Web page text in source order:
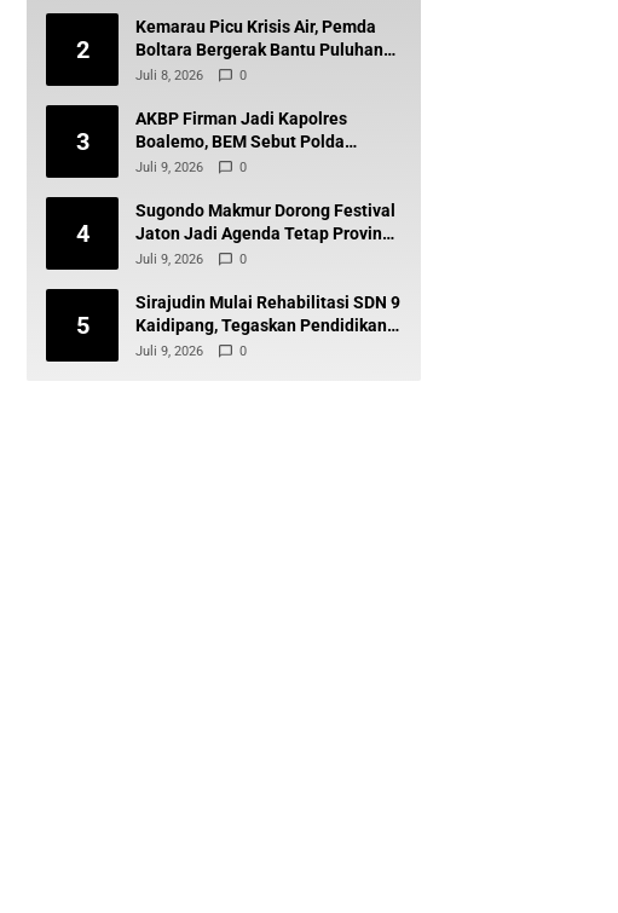
2
Kemarau Picu Krisis Air, Pemda
Boltara Bergerak Bantu Puluhan
Warga Komus Timur
Juli 8, 2026 0
3
AKBP Firman Jadi Kapolres
Boalemo, BEM Sebut Polda
Gorontalo Tak Baik-Baik Saja
Juli 9, 2026 0
4
Sugondo Makmur Dorong Festival
Jaton Jadi Agenda Tetap Provinsi,
Kiai Mojo Kembali Disuarakan
Juli 9, 2026 0
5
Sirajudin Mulai Rehabilitasi SDN 9
Kaidipang, Tegaskan Pendidikan
Tetap Prioritas Daerah
Juli 9, 2026 0